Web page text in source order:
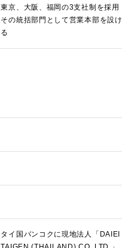
東京、大阪、福岡の3支社制を採用
その統括部門として営業本部を設け
る
タイ国バンコクに現地法人「DAIEI